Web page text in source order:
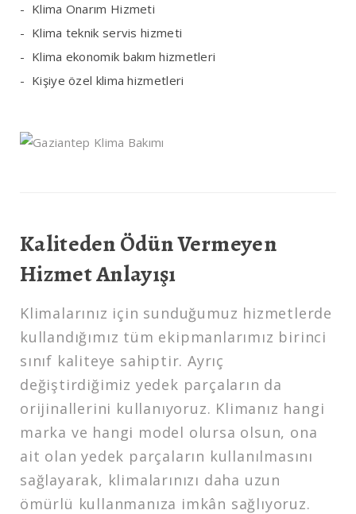
Klima Onarım Hizmeti
Klima teknik servis hizmeti
Klima ekonomik bakım hizmetleri
Kişiye özel klima hizmetleri
Kaliteden Ödün Vermeyen
Hizmet Anlayışı
Klimalarınız için sunduğumuz hizmetlerde
kullandığımız tüm ekipmanlarımız birinci
sınıf kaliteye sahiptir. Ayrıç
değiştirdiğimiz yedek parçaların da
orijinallerini kullanıyoruz. Klimanız hangi
marka ve hangi model olursa olsun, ona
ait olan yedek parçaların kullanılmasını
sağlayarak, klimalarınızı daha uzun
ömürlü kullanmanıza imkân sağlıyoruz.